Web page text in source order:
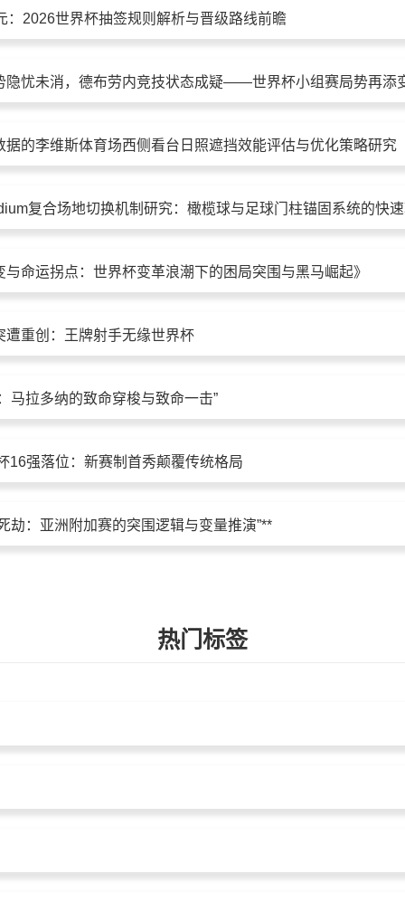
：2026世界杯抽签规则解析与晋级路线前瞻
隐忧未消，德布劳内竞技状态成疑——世界杯小组赛局势再添
据的李维斯体育场西侧看台日照遮挡效能评估与优化策略研究
与命运拐点：世界杯变革浪潮下的困局突围与黑马崛起》
遭重创：王牌射手无缘世界杯
马拉多纳的致命穿梭与致命一击”
16强落位：新赛制首秀颠覆传统格局
劫：亚洲附加赛的突围逻辑与变量推演”**
热门标签